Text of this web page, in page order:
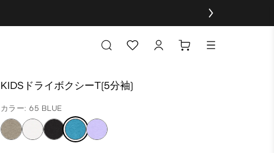
KIDSドライボクシーT(5分袖)
カラー: 65 BLUE